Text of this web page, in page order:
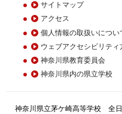
サイトマップ
アクセス
個人情報の取扱いについ
ウェブアクセシビリティ
神奈川県教育委員会
神奈川県内の県立学校
神奈川県立茅ケ崎高等学校 全日